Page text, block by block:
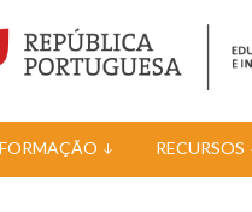
FORMAÇÃO RECURSOS